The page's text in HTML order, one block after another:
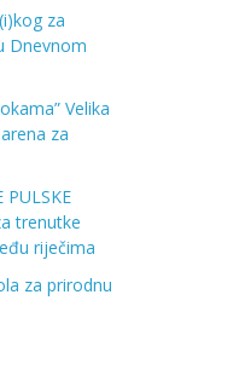
za
Dnevnom
Velika
za
PULSKE
trenutke
riječima
za prirodnu